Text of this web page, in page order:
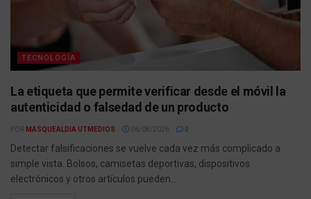
TECNOLOGÍA
La etiqueta que permite verificar desde el móvil la
autenticidad o falsedad de un producto
POR MASQUEALDIA UTMEDIOS 06/08/2026
Detectar falsificaciones se vuelve cada vez más complicado a
simple vista. Bolsos, camisetas deportivas, dispositivos
electrónicos y otros artículos pueden...